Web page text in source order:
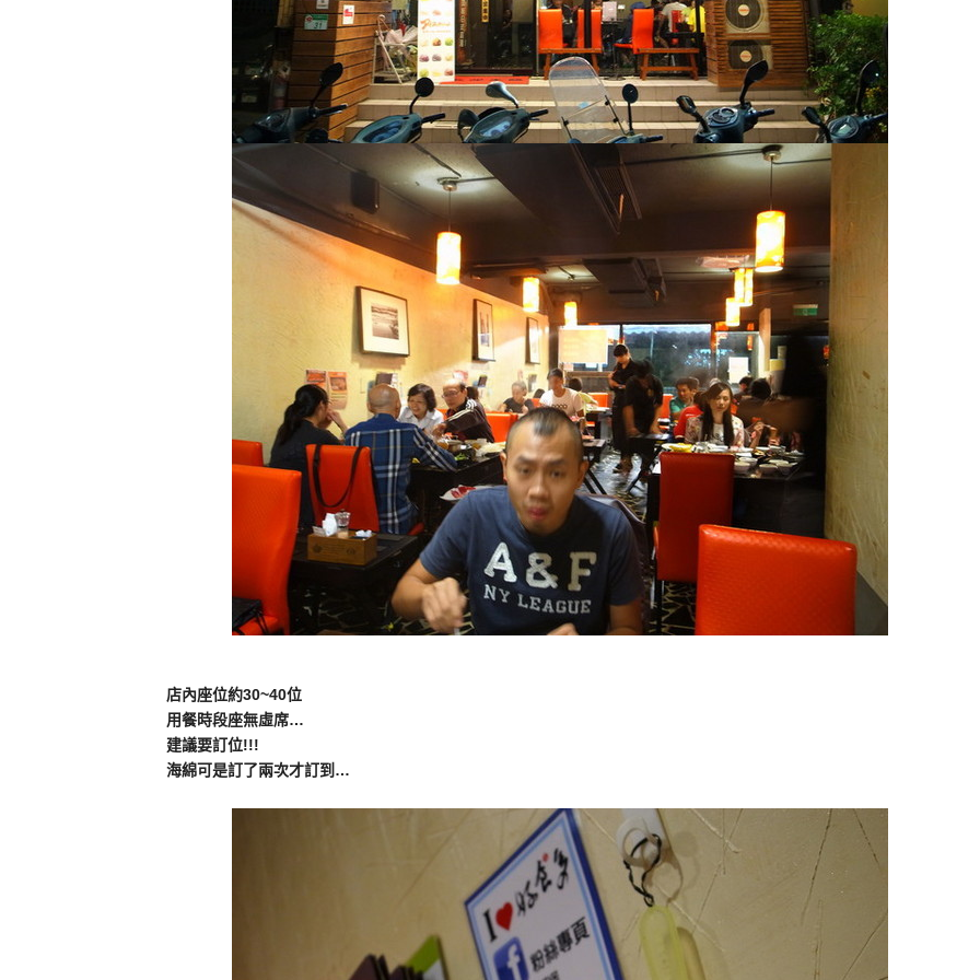
店內座位約30~40位
用餐時段座無虛席…
建議要訂位!!!
海綿可是訂了兩次才訂到…